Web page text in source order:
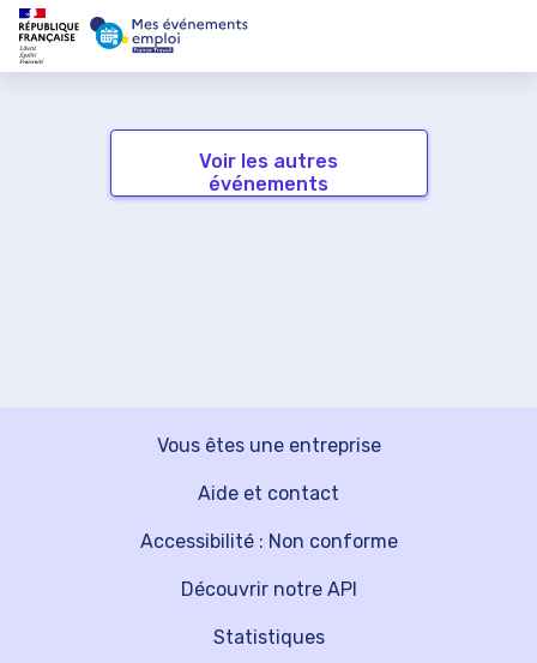
Voir les autres
événements
Vous êtes une entreprise
Découvrir notre API
Aide et contact
Statistiques
Accessibilité : Non conforme